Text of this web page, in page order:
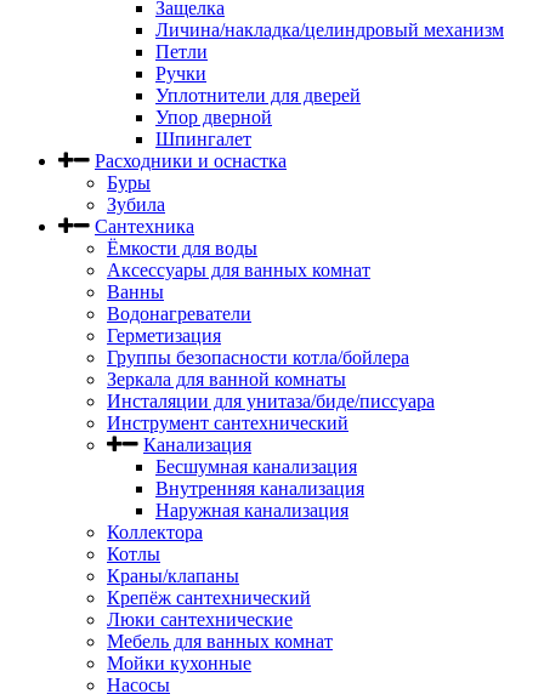
Защелка
Личина/накладка/целиндровый механизм
Петли
Ручки
Уплотнители для дверей
Упор дверной
Шпингалет
Расходники и оснастка
Буры
Зубила
Сантехника
Ёмкости для воды
Аксессуары для ванных комнат
Ванны
Водонагреватели
Герметизация
Группы безопасности котла/бойлера
Зеркала для ванной комнаты
Инсталяции для унитаза/биде/писсуара
Инструмент сантехнический
Канализация
Бесшумная канализация
Внутренняя канализация
Наружная канализация
Коллектора
Котлы
Краны/клапаны
Крепёж сантехнический
Люки сантехнические
Мебель для ванных комнат
Мойки кухонные
Насосы